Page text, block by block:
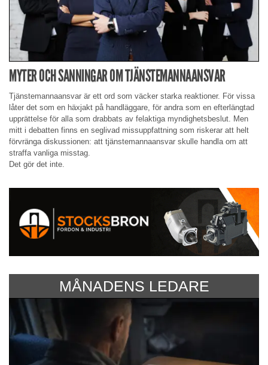
MYTER OCH SANNINGAR OM TJÄNSTEMANNAANSVAR
Tjänstemannaansvar är ett ord som väcker starka reaktioner. För vissa
låter det som en häxjakt på handläggare, för andra som en efterlängtad
upprättelse för alla som drabbats av felaktiga myndighetsbeslut. Men
mitt i debatten finns en seglivad missuppfattning som riskerar att helt
förvränga diskussionen: att tjänstemannaansvar skulle handla om att
straffa vanliga misstag.
Det gör det inte.
MÅNADENS LEDARE